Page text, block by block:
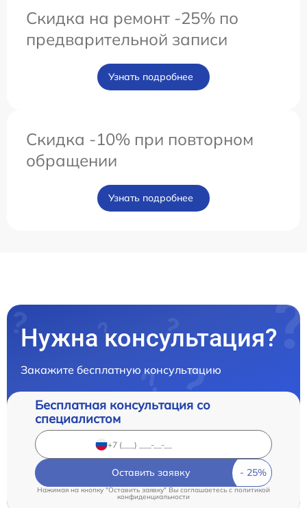
Скидка на ремонт -25% по
предварительной записи
Узнать подробнее
Скидка -10% при повторном
обращении
Узнать подробнее
Нужна консультация?
Закажите бесплатную консультацию
Бесплатная консультация со
специалистом
Оставить заявку
Нажимая на кнопку "Оставить заявку" Вы соглашаетесь cполитикой
конфиденциальности